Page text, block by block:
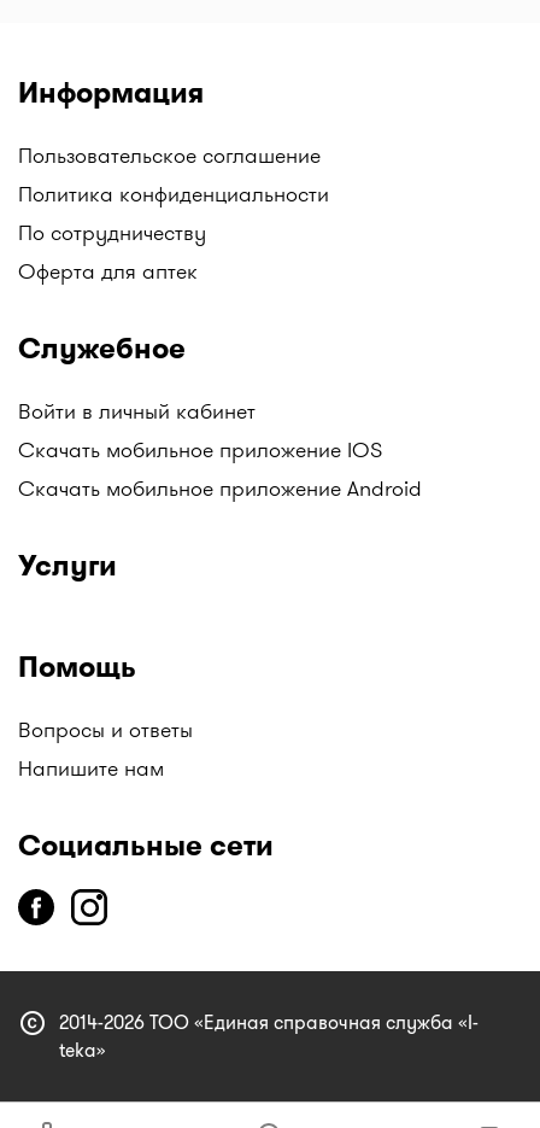
Информация
Пользовательское соглашение
Политика конфиденциальности
По сотрудничеству
Оферта для аптек
Служебное
Войти в личный кабинет
Скачать мобильное приложение IOS
Скачать мобильное приложение Android
Услуги
Помощь
Вопросы и ответы
Напишите нам
Социальные сети
copyright 2014-2026 ТОО «Единая справочная служба «I-
teka»